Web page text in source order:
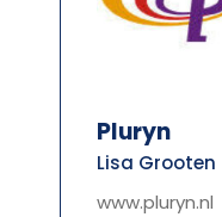
Pluryn
Lisa Grooten
www.pluryn.nl